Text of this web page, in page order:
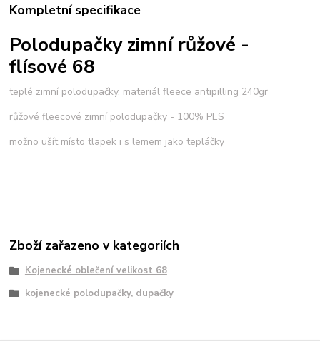
Kompletní specifikace
Polodupačky zimní růžové -
flísové 68
teplé zimní polodupačky, materiál fleece antipilling 240gr
růžové fleecové zimní polodupačky - 100% PES
možno ušít místo tlapek i s lemem jako tepláčky
Zboží zařazeno v kategoriích
Kojenecké oblečení velikost 68
kojenecké polodupačky, dupačky